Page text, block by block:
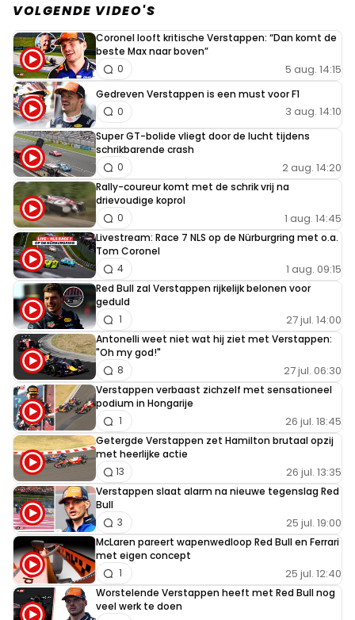
VOLGENDE VIDEO'S
Coronel looft kritische Verstappen: “Dan komt de
beste Max naar boven”
5 aug. 14:15
0
Gedreven Verstappen is een must voor F1
3 aug. 14:10
0
Super GT-bolide vliegt door de lucht tijdens
schrikbarende crash
2 aug. 14:20
0
Rally-coureur komt met de schrik vrij na
drievoudige koprol
1 aug. 14:45
0
Livestream: Race 7 NLS op de Nürburgring met o.a.
Tom Coronel
1 aug. 09:15
4
Red Bull zal Verstappen rijkelijk belonen voor
geduld
27 jul. 14:00
1
Antonelli weet niet wat hij ziet met Verstappen:
"Oh my god!"
27 jul. 06:30
8
Verstappen verbaast zichzelf met sensationeel
podium in Hongarije
26 jul. 18:45
1
Getergde Verstappen zet Hamilton brutaal opzij
met heerlijke actie
26 jul. 13:35
13
Verstappen slaat alarm na nieuwe tegenslag Red
Bull
25 jul. 19:00
3
McLaren pareert wapenwedloop Red Bull en Ferrari
met eigen concept
25 jul. 12:40
1
Worstelende Verstappen heeft met Red Bull nog
veel werk te doen